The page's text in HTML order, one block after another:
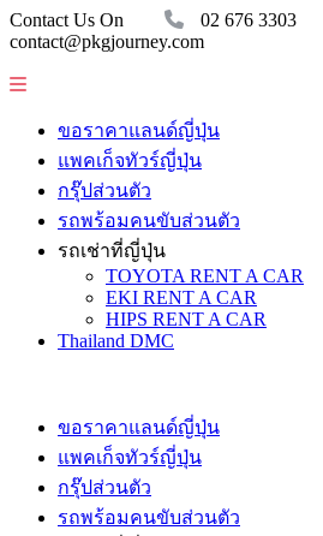
Contact Us On
02 676 3303
contact@pkgjourney.com
ขอราคาแลนด์ญี่ปุ่น
แพคเก็จทัวร์ญี่ปุ่น
กรุ๊ปส่วนตัว
รถพร้อมคนขับส่วนตัว
รถเช่าที่ญี่ปุ่น
TOYOTA RENT A CAR
EKI RENT A CAR
HIPS RENT A CAR
Thailand DMC
ขอราคาแลนด์ญี่ปุ่น
แพคเก็จทัวร์ญี่ปุ่น
กรุ๊ปส่วนตัว
รถพร้อมคนขับส่วนตัว